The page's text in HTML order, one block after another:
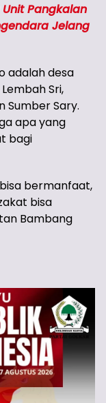
Pangkalan
Jelang
adalah desa
Sri,
Sumber Sary.
apa yang
bagi
bermanfaat,
bisa
Bambang